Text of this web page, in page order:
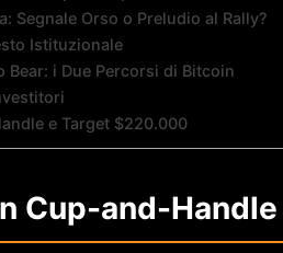
Segnale Orso o Preludio al Rally?
Istituzionale
Bear: i Due Percorsi di Bitcoin
e Target $220.000
Cup-and-